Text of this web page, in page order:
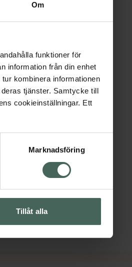
Om
funktioner för
information från din enhet
kombinera informationen
tjänster. Samtycke till
cookieinställningar. Ett
Marknadsföring
Tillåt alla